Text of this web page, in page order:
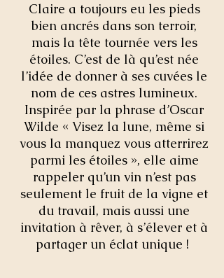
Claire a toujours eu les pieds
bien ancrés dans son terroir,
mais la tête tournée vers les
étoiles. C’est de là qu’est née
l’idée de donner à ses cuvées le
nom de ces astres lumineux.
Inspirée par la phrase d’Oscar
Wilde « Visez la lune, même si
vous la manquez vous atterrirez
parmi les étoiles », elle aime
rappeler qu’un vin n’est pas
seulement le fruit de la vigne et
du travail, mais aussi une
invitation à rêver, à s’élever et à
partager un éclat unique !